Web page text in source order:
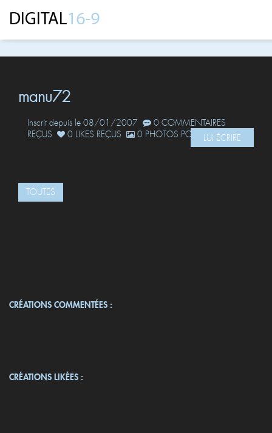
manu72
Inscrit depuis le 08/01/2007
0 COMMENTAIRES
REÇUS
0 LIKES REÇUS 0 PHOTOS POSTÉESLUI ÉCRIRE
TOUTES
CRÉATIONS COMMENTÉES :
CRÉATIONS LIKÉES :